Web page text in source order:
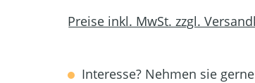
Preise inkl. MwSt. zzgl.
Interesse? Nehmen sie